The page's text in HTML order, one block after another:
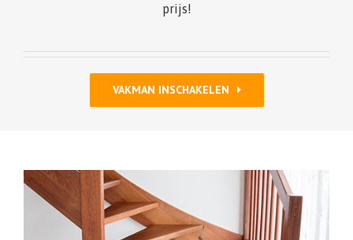
prijs!
VAKMAN INSCHAKELEN